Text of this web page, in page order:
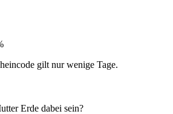
gilt nur wenige Tage.
Erde dabei sein?